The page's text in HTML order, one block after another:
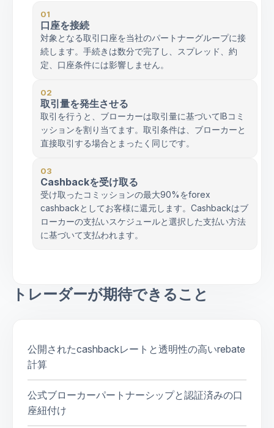
01
口座を接続
対象となる取引口座を当社のパートナーグループに接
続します。手続きは数分で完了し、スプレッド、約
定、口座条件には影響しません。
02
取引量を発生させる
取引を行うと、ブローカーは取引量に基づいてIBコミ
ッションを割り当てます。取引条件は、ブローカーと
直接取引する場合とまったく同じです。
03
Cashbackを受け取る
受け取ったコミッションの最大90%をforex
cashbackとしてお客様に還元します。Cashbackはブ
ローカーの支払いスケジュールと選択した支払い方法
に基づいて支払われます。
トレーダーが期待できること
公開されたcashbackレートと透明性の高いrebate
計算
公式ブローカーパートナーシップと認証済みの口
座紐付け